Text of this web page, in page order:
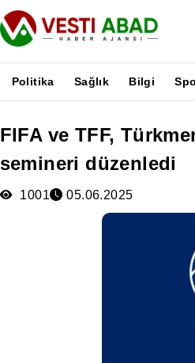
Politika Sağlık Bilgi
FIFA ve TFF,
semineri düzenledi
1001 05.06.2025